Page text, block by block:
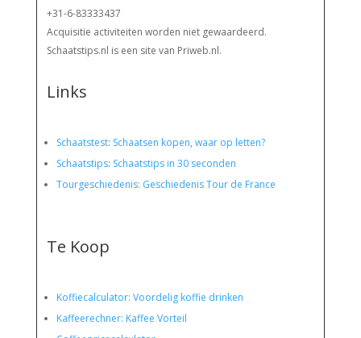
+31-6-83333437
Acquisitie activiteiten worden niet gewaardeerd.
Schaatstips.nl is een site van Priweb.nl.
Links
Schaatstest: Schaatsen kopen, waar op letten?
Schaatstips: Schaatstips in 30 seconden
Tourgeschiedenis: Geschiedenis Tour de France
Te Koop
Koffiecalculator: Voordelig koffie drinken
Kaffeerechner: Kaffee Vorteil